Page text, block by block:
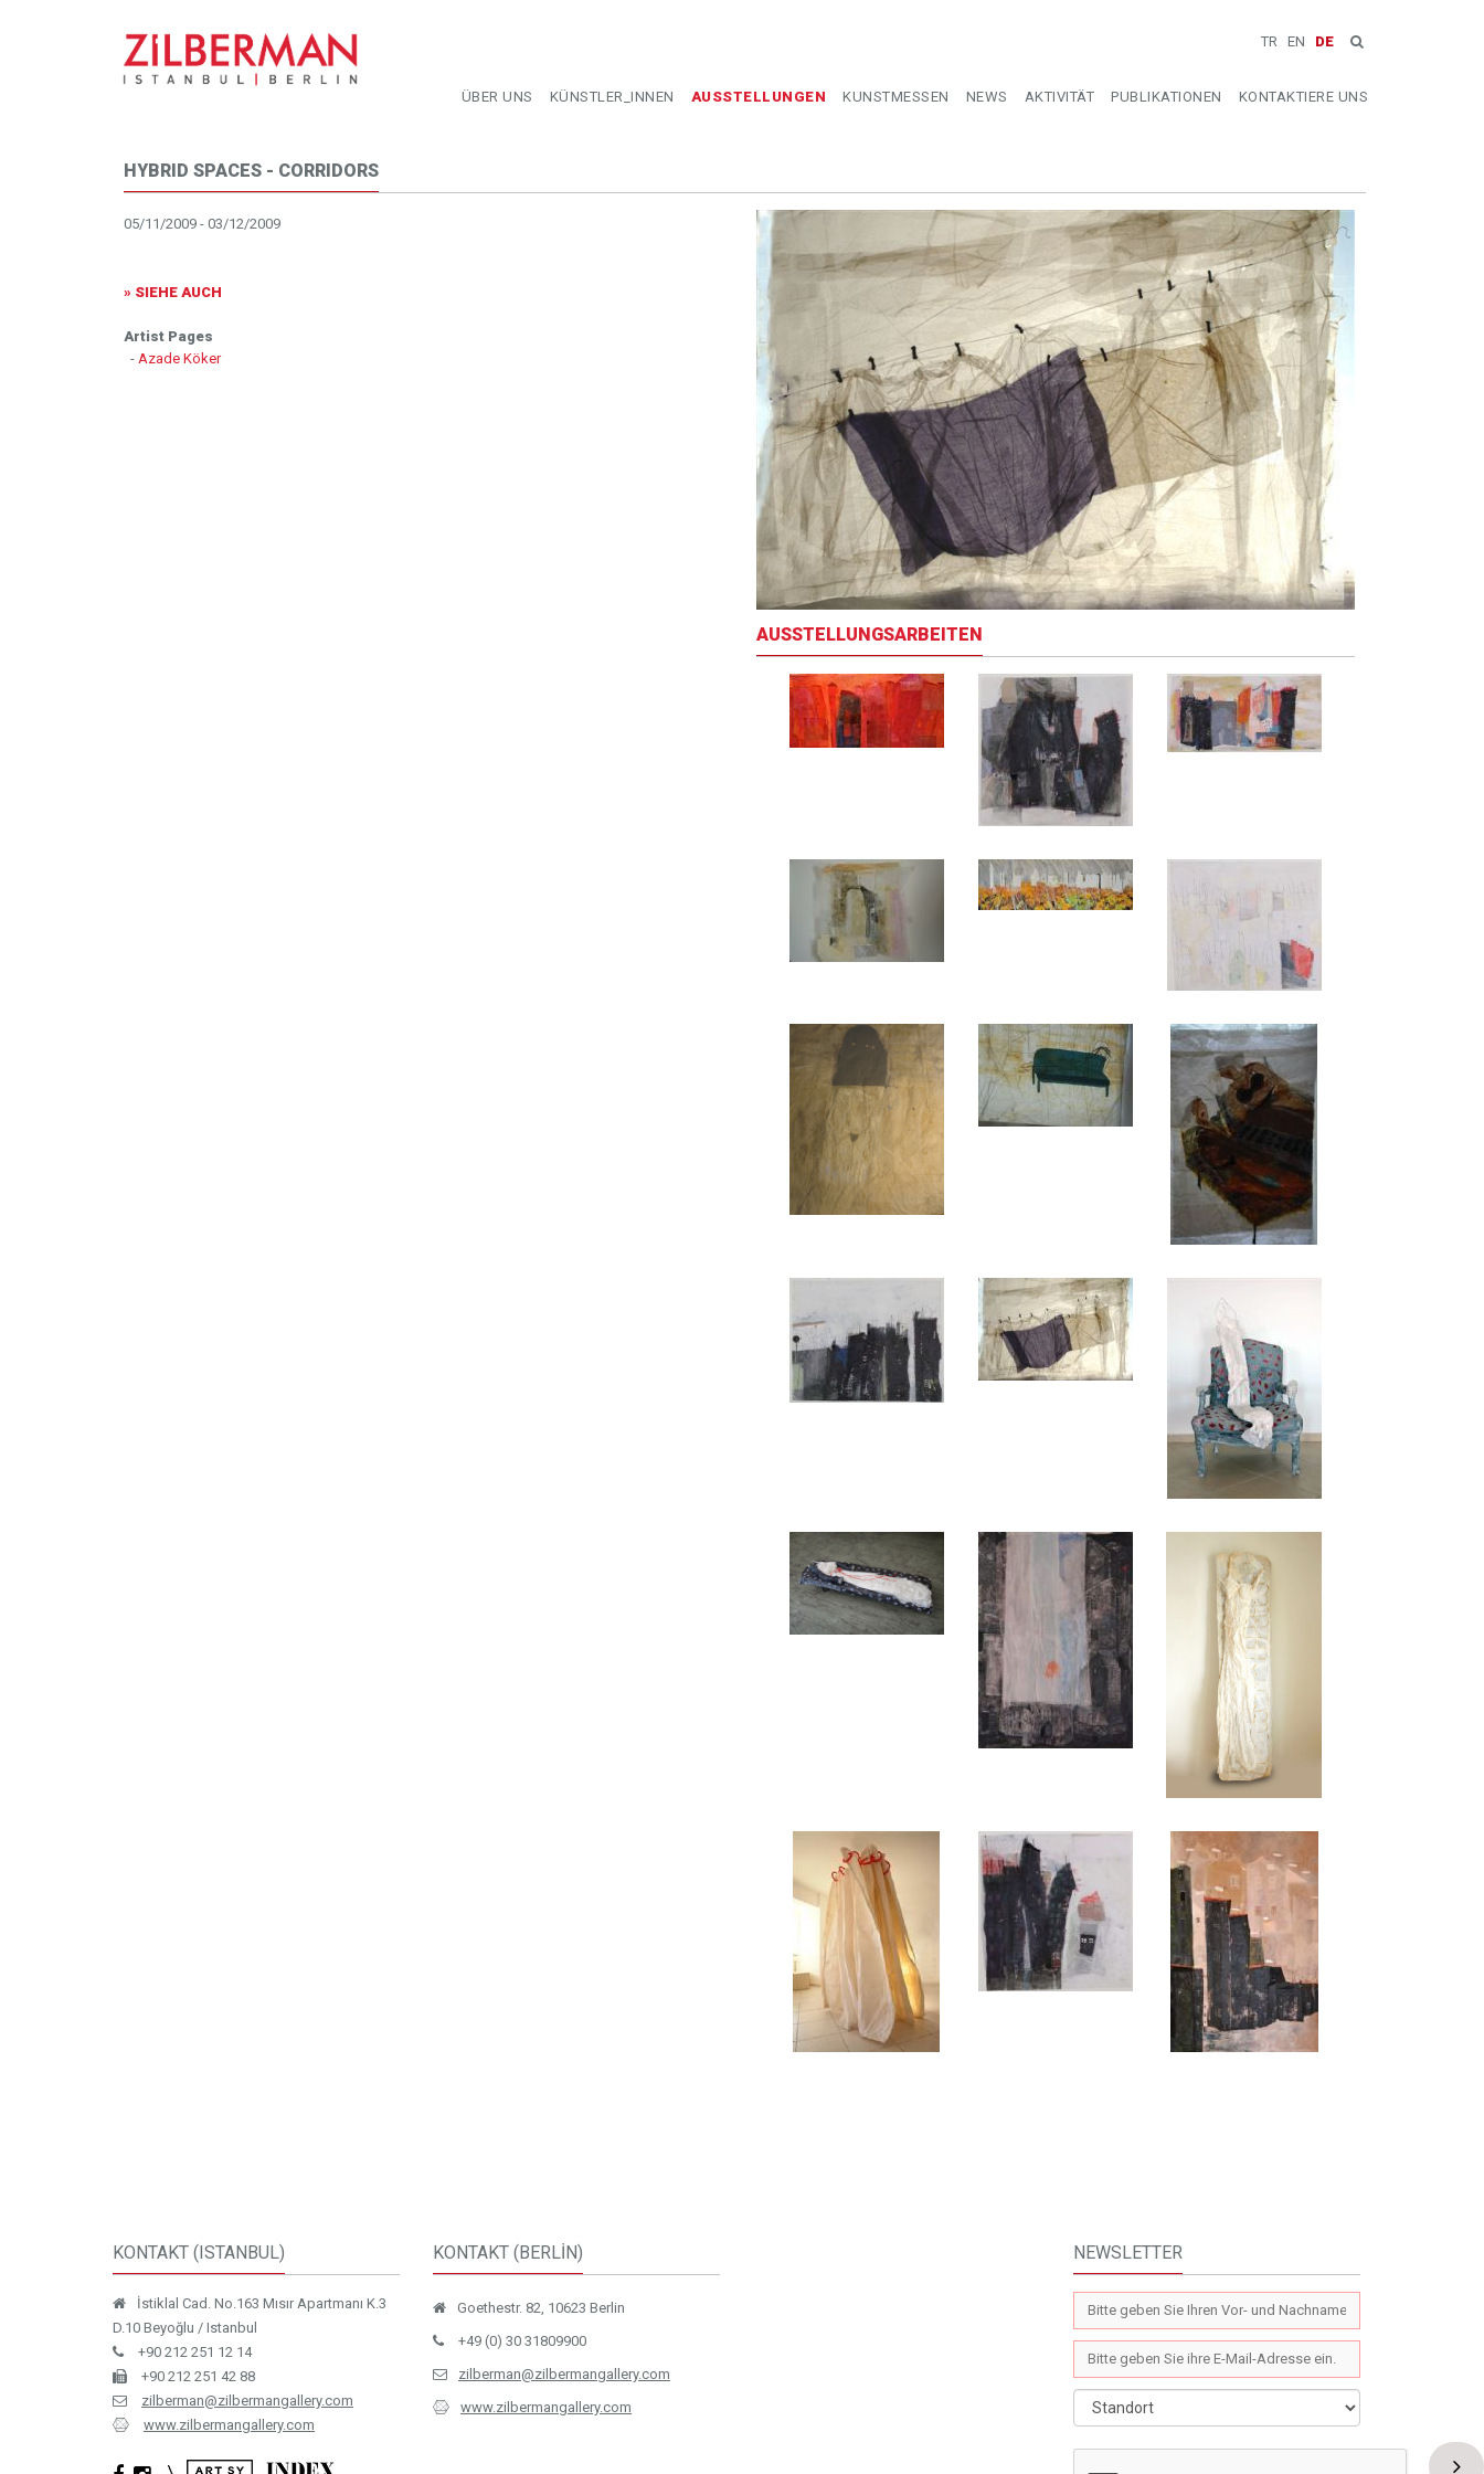
TR EN DE
ÜBER UNS KÜNSTLER_INNEN AUSSTELLUNGEN KUNSTMESSEN NEWS AKTIVITÄT PUBLIKATIONEN KONTAKTIERE UNS
HYBRID SPACES - CORRIDORS
05/11/2009 - 03/12/2009
» SIEHE AUCH
Artist Pages
- Azade Köker
AUSSTELLUNGSARBEITEN
KONTAKT (ISTANBUL)
İstiklal Cad. No.163 Mısır Apartmanı K.3
D.10 Beyoğlu / Istanbul
+90 212 251 12 14
+90 212 251 42 88
zilberman@zilbermangallery.com
www.zilbermangallery.com
KONTAKT (BERLİN)
Goethestr. 82, 10623 Berlin
+49 (0) 30 31809900
zilberman@zilbermangallery.com
www.zilbermangallery.com
NEWSLETTER